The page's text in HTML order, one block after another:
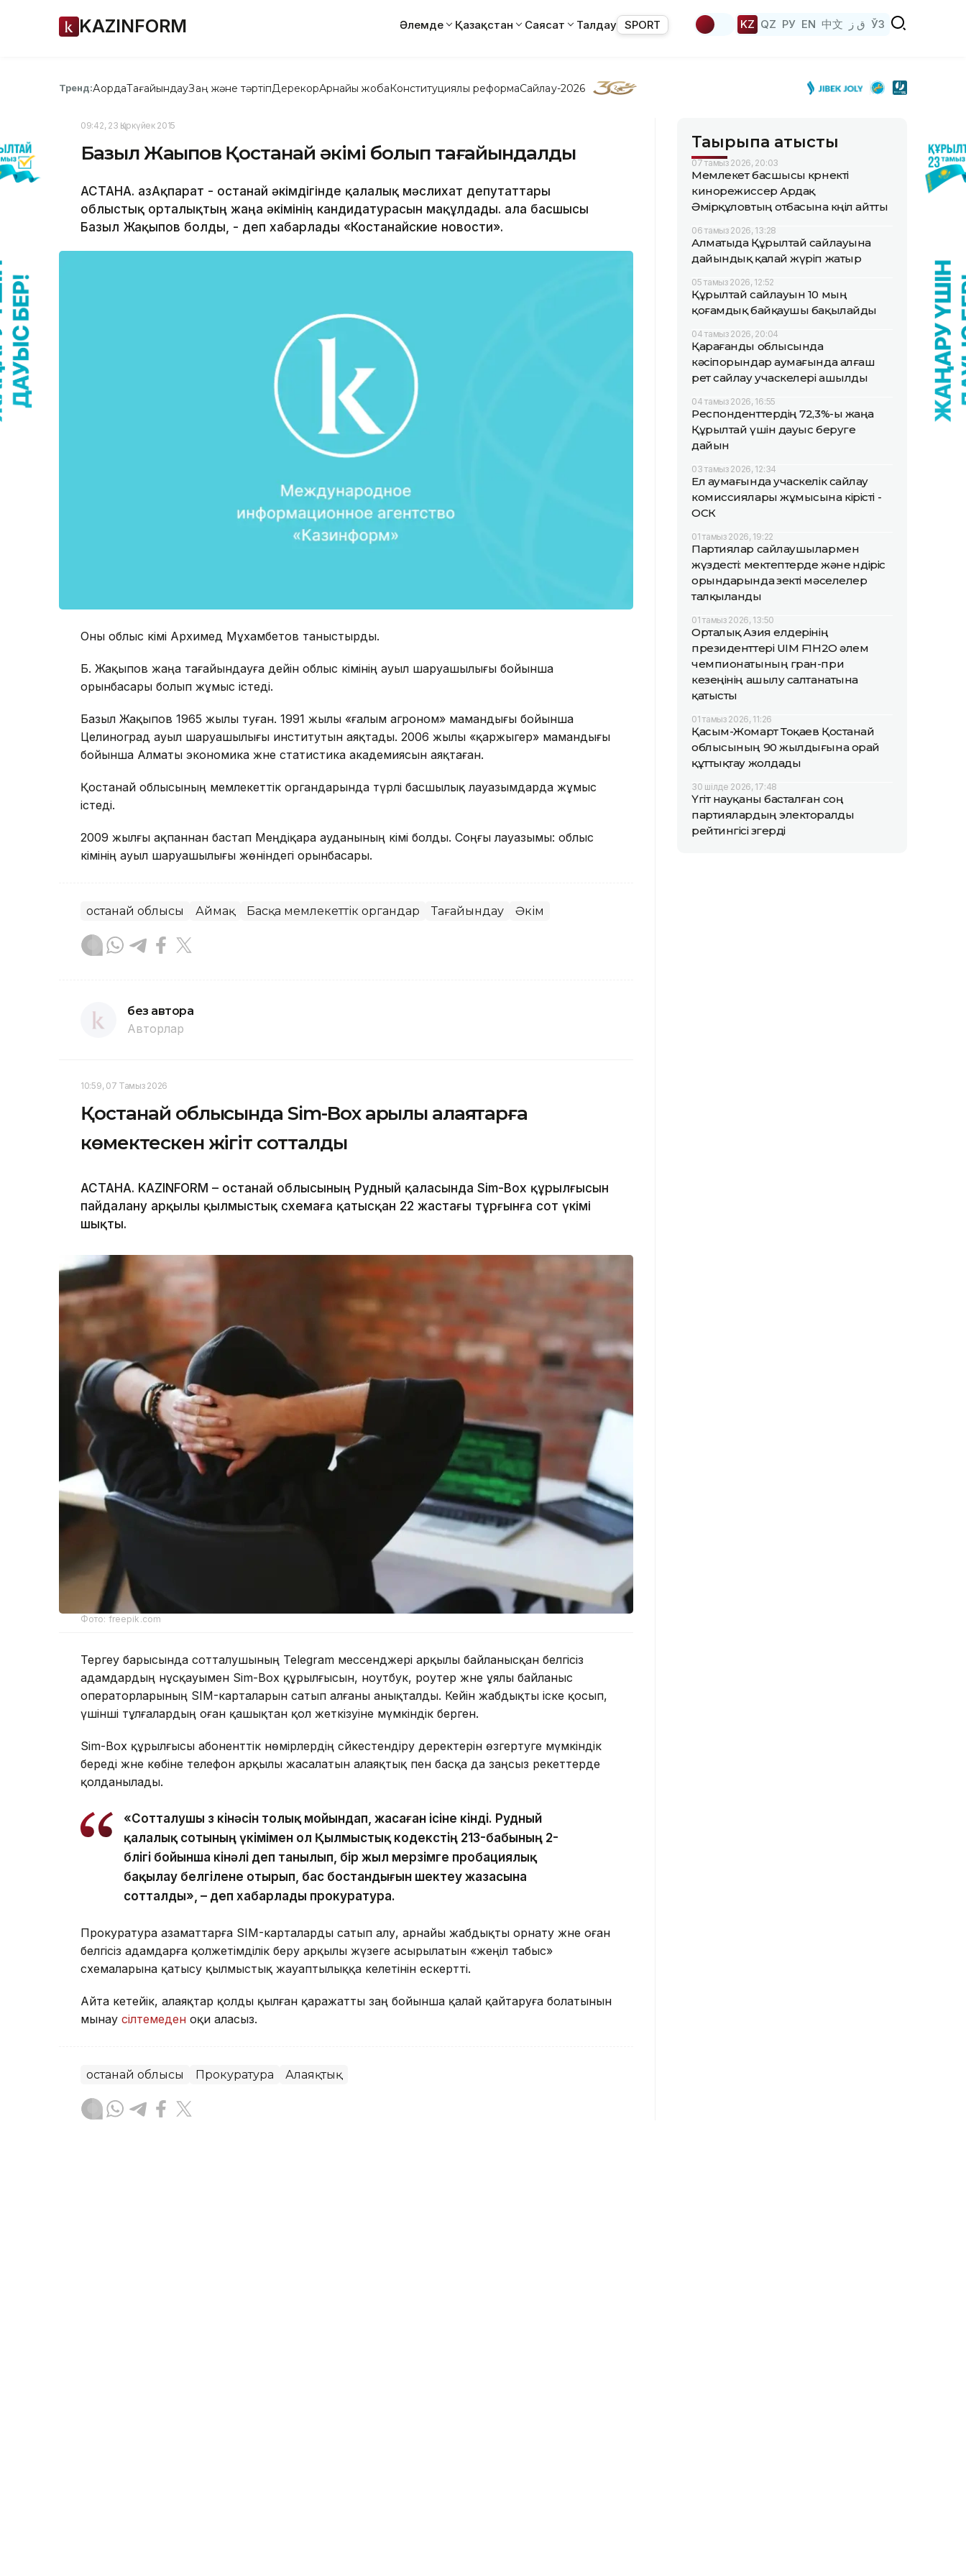
KAZINFORM Әлемде Қазақстан Саясат Талдау SPORT KZ QZ РУ EN 中文 ق ز ЎЗ
Тренд:АқордаТағайындауЗаң және тәртіпДерекқорАрнайы жобаКонституциялық реформаСайлау-2026
09:42, 23 Қыркүйек 2015
Базыл Жақыпов Қостанай әкімі болып тағайындалды
АСТАНА. ҚазАқпарат - Қостанай әкімдігінде қалалық мәслихат депутаттары
облыстық орталықтың жаңа әкімінің кандидатурасын мақұлдады. Қала басшысы
Базыл Жақыпов болды, - деп хабарлады «Костанайские новости».
Оны облыс әкімі Архимед Мұхамбетов таныстырды.
Б. Жақыпов жаңа тағайындауға дейін облыс әкімінің ауыл шаруашылығы бойынша
орынбасары болып жұмыс істеді.
Базыл Жақыпов 1965 жылы туған. 1991 жылы «ғалым агроном» мамандығы бойынша
Целиноград ауыл шаруашылығы институтын аяқтады. 2006 жылы «қаржыгер» мамандығы
бойынша Алматы экономика және статистика академиясын аяқтаған.
Қостанай облысының мемлекеттік органдарында түрлі басшылық лауазымдарда жұмыс
істеді.
2009 жылғы ақпаннан бастап Меңдіқара ауданының әкімі болды. Соңғы лауазымы: облыс
әкімінің ауыл шаруашылығы жөніндегі орынбасары.
Қостанай облысы Аймақ Басқа мемлекеттік органдар Тағайындау Әкім
без автора
Авторлар
10:59, 07 Тамыз 2026
Қостанай облысында Sim-Box арқылы алаяқтарға
көмектескен жігіт сотталды
АСТАНА. KAZINFORM – Қостанай облысының Рудный қаласында Sim-Box құрылғысын
пайдалану арқылы қылмыстық схемаға қатысқан 22 жастағы тұрғынға сот үкімі
шықты.
Фото: freepik.com
Тергеу барысында сотталушының Telegram мессенджері арқылы байланысқан белгісіз
адамдардың нұсқауымен Sim-Box құрылғысын, ноутбук, роутер және ұялы байланыс
операторларының SIM-карталарын сатып алғаны анықталды. Кейін жабдықты іске қосып,
үшінші тұлғалардың оған қашықтан қол жеткізуіне мүмкіндік берген.
Sim-Box құрылғысы абоненттік нөмірлердің сәйкестендіру деректерін өзгертуге мүмкіндік
береді және көбіне телефон арқылы жасалатын алаяқтық пен басқа да заңсыз әрекеттерде
қолданылады.
«Сотталушы өз кінәсін толық мойындап, жасаған ісіне өкінді. Рудный
қалалық сотының үкімімен ол Қылмыстық кодекстің 213-бабының 2-
бөлігі бойынша кінәлі деп танылып, бір жыл мерзімге пробациялық
бақылау белгілене отырып, бас бостандығын шектеу жазасына
сотталды», – деп хабарлады прокуратура.
Прокуратура азаматтарға SIM-карталарды сатып алу, арнайы жабдықты орнату және оған
белгісіз адамдарға қолжетімділік беру арқылы жүзеге асырылатын «жеңіл табыс»
схемаларына қатысу қылмыстық жауаптылыққа әкелетінін ескертті.
Айта кетейік, алаяқтар қолды қылған қаражатты заң бойынша қалай қайтаруға болатынын
мынау сілтемеден оқи аласыз.
Қостанай облысы Прокуратура Алаяқтық
Тақырыпқа қатысты
07 тамыз 2026, 20:03
Мемлекет басшысы көрнекті
кинорежиссер Ардақ
Әмірқұловтың отбасына көңіл айтты
06 тамыз 2026, 13:28
Алматыда Құрылтай сайлауына
дайындық қалай жүріп жатыр
05 тамыз 2026, 12:52
Құрылтай сайлауын 10 мың
қоғамдық байқаушы бақылайды
04 тамыз 2026, 20:04
Қарағанды облысында
кәсіпорындар аумағында алғаш
рет сайлау учаскелері ашылды
04 тамыз 2026, 16:55
Респонденттердің 72,3%-ы жаңа
Құрылтай үшін дауыс беруге
дайын
03 тамыз 2026, 12:34
Ел аумағында учаскелік сайлау
комиссиялары жұмысына кірісті -
ОСК
01 тамыз 2026, 19:22
Партиялар сайлаушылармен
жүздесті: мектептерде және өндіріс
орындарында өзекті мәселелер
талқыланды
01 тамыз 2026, 13:50
Орталық Азия елдерінің
президенттері UIM F1H2O әлем
чемпионатының гран-при
кезеңінің ашылу салтанатына
қатысты
01 тамыз 2026, 11:26
Қасым-Жомарт Тоқаев Қостанай
облысының 90 жылдығына орай
құттықтау жолдады
30 шілде 2026, 17:48
Үгіт науқаны басталған соң
партиялардың электоралды
рейтингісі өзгерді